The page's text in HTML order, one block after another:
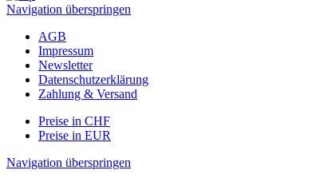
Navigation überspringen
AGB
Impressum
Newsletter
Datenschutzerklärung
Zahlung & Versand
Preise in CHF
Preise in EUR
Navigation überspringen